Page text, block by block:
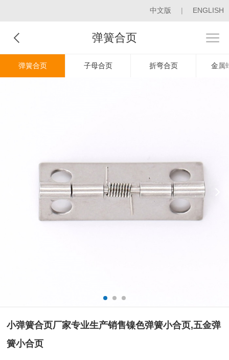
中文版 | ENGLISH
弹簧合页
弹簧合页 子母合页 折弯合页 金属
小弹簧合页厂家专业生产销售镍色弹簧小合页,五金弹
簧小合页